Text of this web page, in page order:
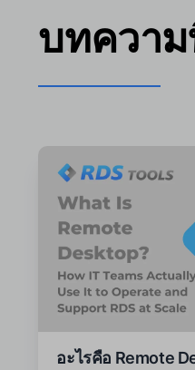
บทความ
อะไรคือ Remote